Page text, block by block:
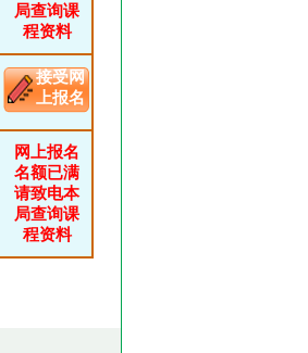
局查询课
程资料
接受网
上报名
网上报名
名额已满
请致电本
局查询课
程资料